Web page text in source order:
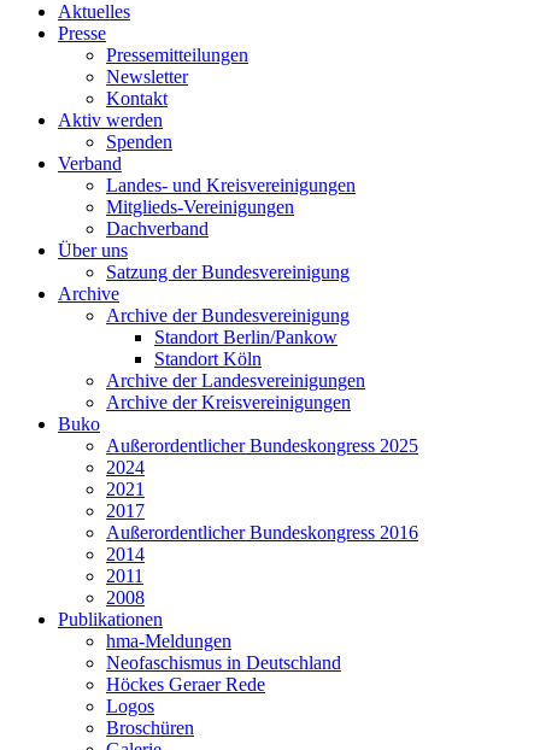
Aktuelles
Presse
Pressemitteilungen
Newsletter
Kontakt
Aktiv werden
Spenden
Verband
Landes- und Kreisvereinigungen
Mitglieds-Vereinigungen
Dachverband
Über uns
Satzung der Bundesvereinigung
Archive
Archive der Bundesvereinigung
Standort Berlin/Pankow
Standort Köln
Archive der Landesvereinigungen
Archive der Kreisvereinigungen
Buko
Außerordentlicher Bundeskongress 2025
2024
2021
2017
Außerordentlicher Bundeskongress 2016
2014
2011
2008
Publikationen
hma-Meldungen
Neofaschismus in Deutschland
Höckes Geraer Rede
Logos
Broschüren